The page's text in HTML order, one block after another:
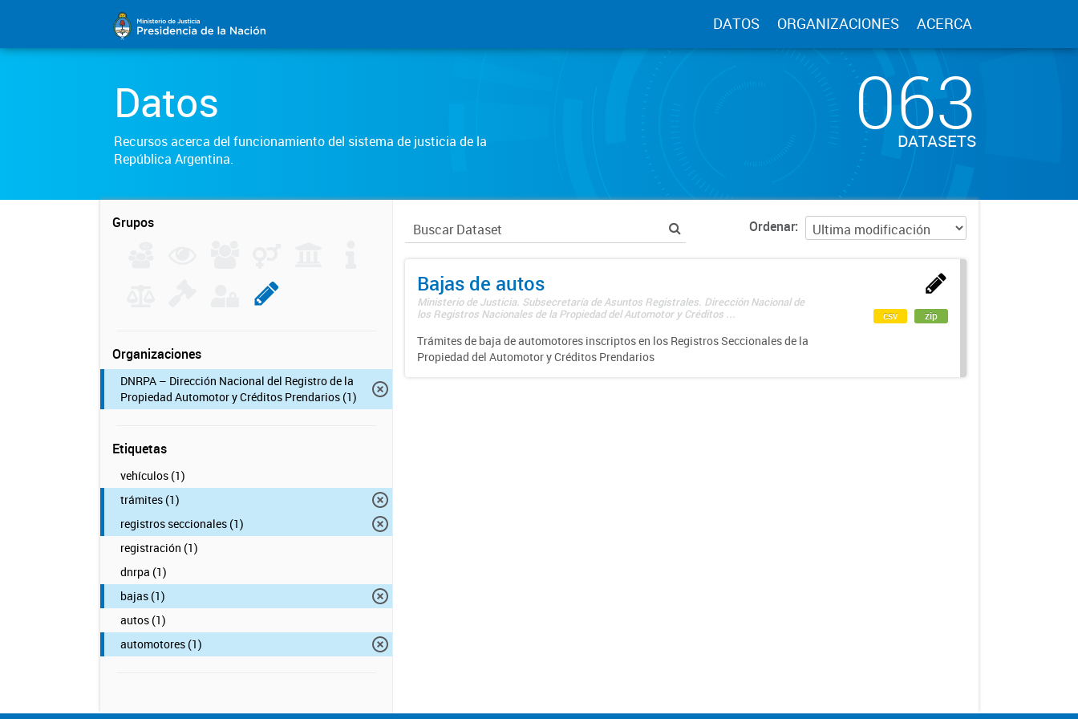
DATOS ORGANIZACIONES ACERCA
Datos
Recursos acerca del funcionamiento del sistema de justicia de la
República Argentina.
063
DATASETS
Grupos
Organizaciones
DNRPA – Dirección Nacional del Registro de la
Propiedad Automotor y Créditos Prendarios (1)
Etiquetas
vehículos (1)
trámites (1)
registros seccionales (1)
registración (1)
dnrpa (1)
bajas (1)
autos (1)
automotores (1)
Ordenar
Bajas de autos
Ministerio de Justicia. Subsecretaría de Asuntos Registrales. Dirección Nacional de
los Registros Nacionales de la Propiedad del Automotor y Créditos ...
Trámites de baja de automotores inscriptos en los Registros Seccionales de la
Propiedad del Automotor y Créditos Prendarios
csv zip